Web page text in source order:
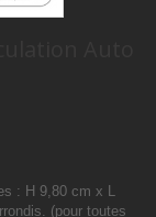
: H 9,80 cm x L
(pour toutes